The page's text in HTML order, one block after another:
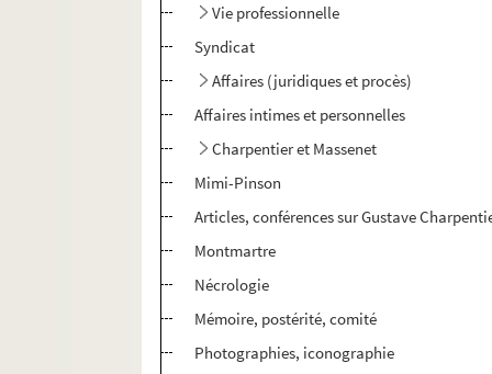
Vie professionnelle
Syndicat
Affaires (juridiques et procès)
Affaires intimes et personnelles
Charpentier et Massenet
Mimi-Pinson
Articles, conférences sur Gustave
Montmartre
Nécrologie
Mémoire, postérité, comité
Photographies, iconographie